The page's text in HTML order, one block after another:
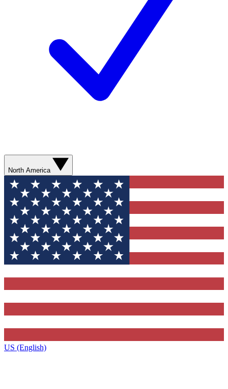
North America
US (English)